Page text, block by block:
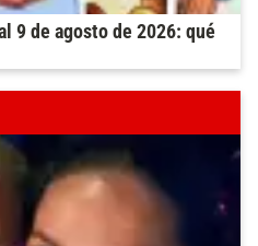
9 de agosto de 2026: qué